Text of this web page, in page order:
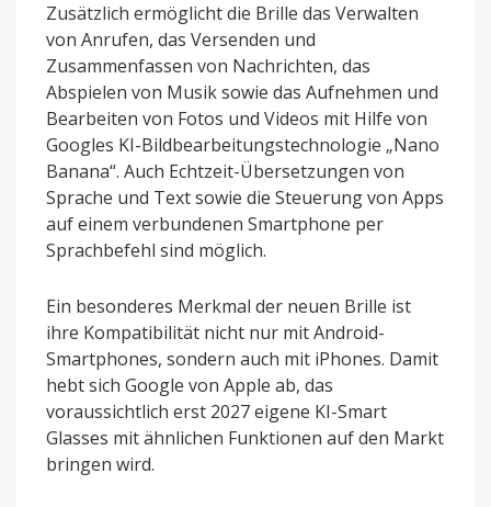
Zusätzlich ermöglicht die Brille das Verwalten
von Anrufen, das Versenden und
Zusammenfassen von Nachrichten, das
Abspielen von Musik sowie das Aufnehmen und
Bearbeiten von Fotos und Videos mit Hilfe von
Googles KI-Bildbearbeitungstechnologie „Nano
Banana“. Auch Echtzeit-Übersetzungen von
Sprache und Text sowie die Steuerung von Apps
auf einem verbundenen Smartphone per
Sprachbefehl sind möglich.
Ein besonderes Merkmal der neuen Brille ist
ihre Kompatibilität nicht nur mit Android-
Smartphones, sondern auch mit iPhones. Damit
hebt sich Google von Apple ab, das
voraussichtlich erst 2027 eigene KI-Smart
Glasses mit ähnlichen Funktionen auf den Markt
bringen wird.